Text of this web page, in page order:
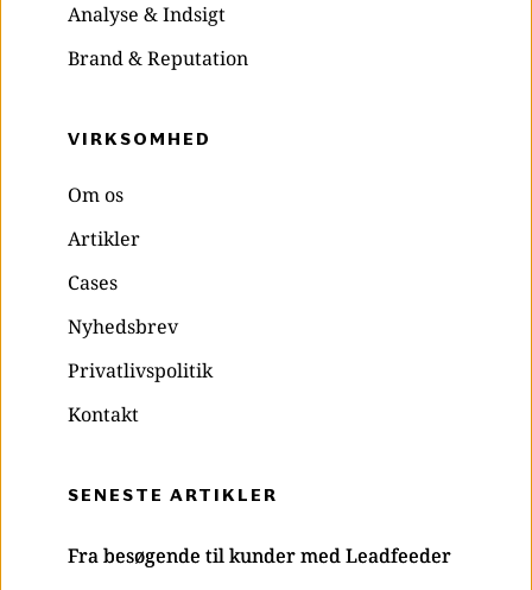
Analyse & Indsigt
Brand & Reputation
VIRKSOMHED
Om os
Artikler
Cases
Nyhedsbrev
Privatlivspolitik
Kontakt
SENESTE ARTIKLER
Fra besøgende til kunder med Leadfeeder